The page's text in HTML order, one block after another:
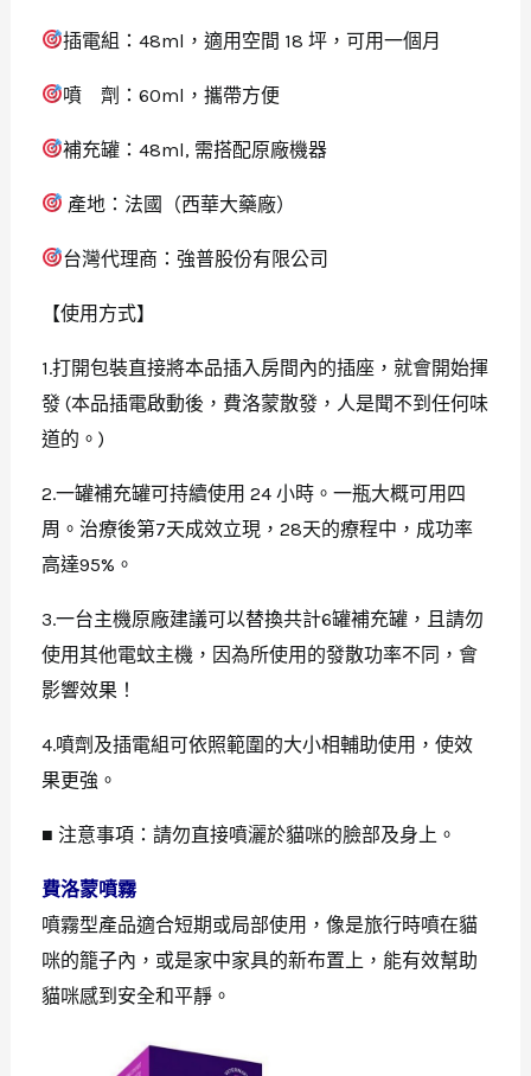
插電組：48ml，適用空間 18 坪，可用一個月
噴 劑：60ml，攜帶方便
補充罐：48ml, 需搭配原廠機器
產地：法國（西華大藥廠）
台灣代理商：強普股份有限公司
【使用方式】
1.打開包裝直接將本品插入房間內的插座，就會開始揮
發 (本品插電啟動後，費洛蒙散發，人是聞不到任何味
道的。)
2.一罐補充罐可持續使用 24 小時。一瓶大概可用四
周。治療後第7天成效立現，28天的療程中，成功率
高達95%。
3.一台主機原廠建議可以替換共計6罐補充罐，且請勿
使用其他電蚊主機，因為所使用的發散功率不同，會
影響效果！
4.噴劑及插電組可依照範圍的大小相輔助使用，使效
果更強。
■ 注意事項：請勿直接噴灑於貓咪的臉部及身上。
費洛蒙噴霧
噴霧型產品適合短期或局部使用，像是旅行時噴在貓
咪的籠子內，或是家中家具的新布置上，能有效幫助
貓咪感到安全和平靜。